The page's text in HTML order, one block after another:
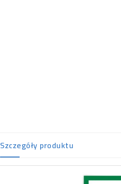
Szczegóły produktu